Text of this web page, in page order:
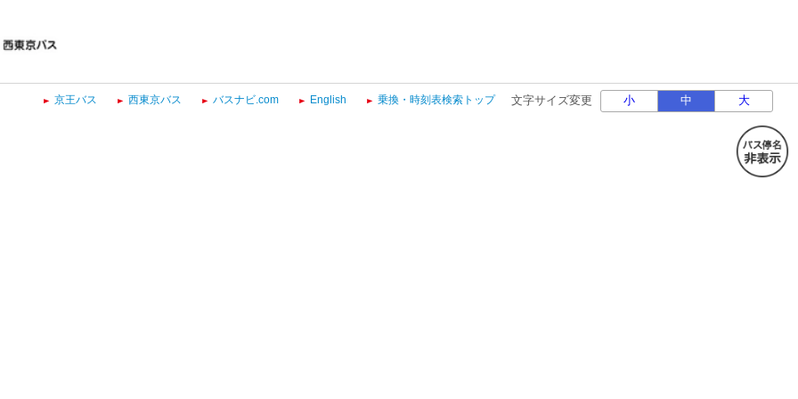
京王バス 西東京バス バスナビ.com English 乗換・時刻表検索トップ 文字サイズ変更 小 中 大